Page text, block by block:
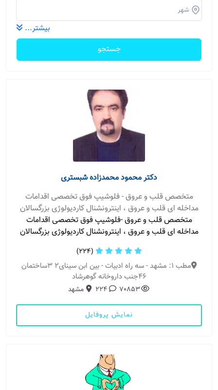
بیشتر...
جستجو
دکتر محمود محمدزاده شبستری
متخصص قلب و عروق - فلوشیپ فوق تخصصی اقدامات
مداخله ای قلب و عروق ، اینترونشنال کاردیولوژی بزرگسالان
متخصص قلب و عروق -فلوشیپ فوق تخصصی اقدامات
مداخله ای قلب و عروق ، اینترونشنال کاردیولوژی بزرگسالان
(224)
مطب 1: مشهد - سه راه ادبیات - بین ابن سینای2 3ساختمان
46جنب داروخانه گوهرشاد
70853
224 مشهد
نمایش پروفایل